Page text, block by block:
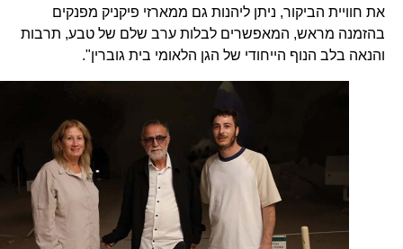
את חוויית הביקור, ניתן ליהנות גם ממארזי פיקניק מפנקים
בהזמנה מראש, המאפשרים לבלות ערב שלם של טבע, תרבות
והנאה בלב הנוף הייחודי של הגן הלאומי בית גוברין".